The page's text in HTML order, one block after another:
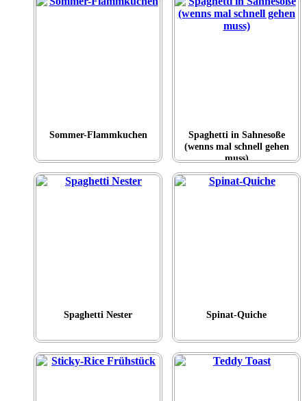
Sommer-Flammkuchen
Spaghetti in Sahnesoße
(wenns mal schnell gehen
muss)
Spaghetti Nester Spinat-Quiche